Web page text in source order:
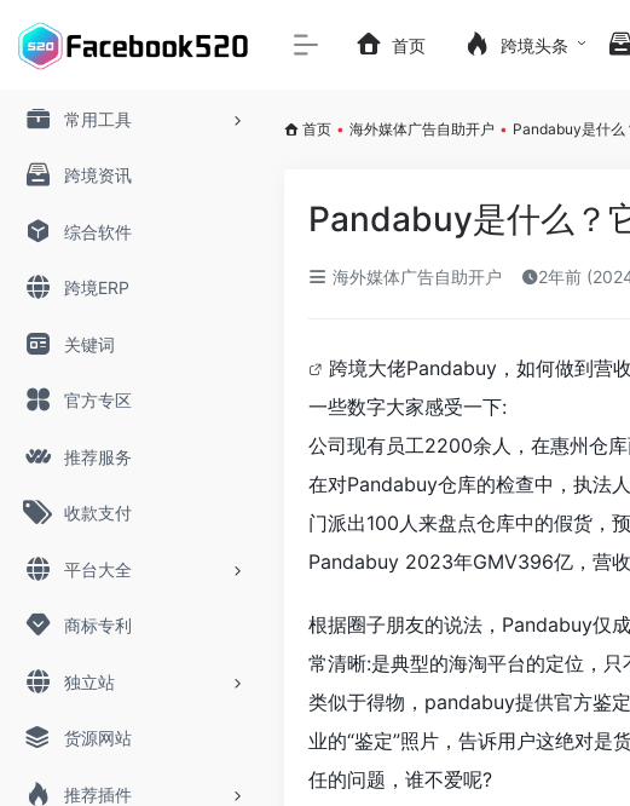
常用工具
跨境资讯
综合软件
跨境ERP
关键词
官方专区
推荐服务
收款支付
平台大全
商标专利
独立站
货源网站
推荐插件
首页 跨境头条
首页 • 海外媒体广告自助开户 • Pandabuy是什么
Pandabuy是什么？
海外媒体广告自助开户 2年前
跨境大佬Pandabuy，如何做到营
一些数字大家感受一下:
公司现有员工2200余人，在惠州仓
在对Pandabuy仓库的检查中，执法
门派出100人来盘点仓库中的假货，
Pandabuy 2023年GMV396亿，营
根据圈子朋友的说法，Pandabuy仅
常清晰:是典型的海淘平台的定位，
类似于得物，pandabuy提供官方鉴
业的“鉴定”照片，告诉用户这绝对
任的问题，谁不爱呢?